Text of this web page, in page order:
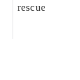
rescue